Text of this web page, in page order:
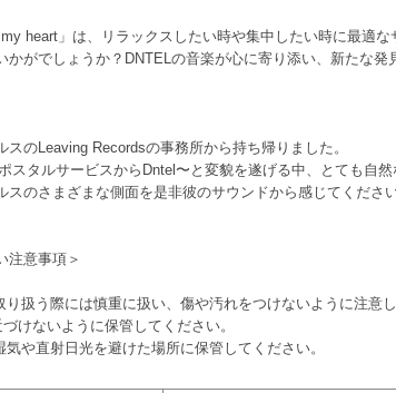
my heart」は、リラックスしたい時や集中したい時に最適
かがでしょうか？DNTELの音楽が心に寄り添い、新たな発
スのLeaving Recordsの事務所から持ち帰りました。
スタルサービスからDntel〜と変貌を遂げる中、とても自
スのさまざまな側面を是非彼のサウンドから感じてください
注意事項＞
り扱う際には慎重に扱い、傷や汚れをつけないように注意し
けないように保管してください。
気や直射日光を避けた場所に保管してください。